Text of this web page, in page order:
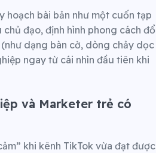
hoạch bài bản như một cuốn tạp
đạo, định hình phong cách đổ
dạng bàn cờ, dòng chảy dọc
ngay từ cái nhìn đầu tiên khi
và Marketer trẻ có
khi kênh TikTok vừa đạt được